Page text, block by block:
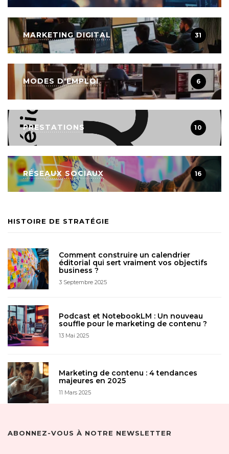
MARKETING DIGITAL 31
MODES D'EMPLOI 6
PRESTATIONS 10
RÉSEAUX SOCIAUX 16
HISTOIRE DE STRATÉGIE
Comment construire un calendrier
éditorial qui sert vraiment vos objectifs
business ?
3 Septembre 2025
Podcast et NotebookLM : Un nouveau
souffle pour le marketing de contenu ?
13 Mai 2025
Marketing de contenu : 4 tendances
majeures en 2025
11 Mars 2025
ABONNEZ-VOUS À NOTRE NEWSLETTER